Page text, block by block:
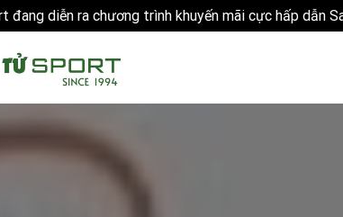
đang diễn ra chương trình khuyến mãi cực hấp dẫn